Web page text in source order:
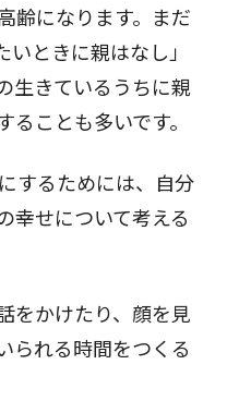
齢になります。まだ
ときに親はなし」
生きているうちに親
ことも多いです。
するためには、自分
幸せについて考える
をかけたり、顔を見
られる時間をつくる